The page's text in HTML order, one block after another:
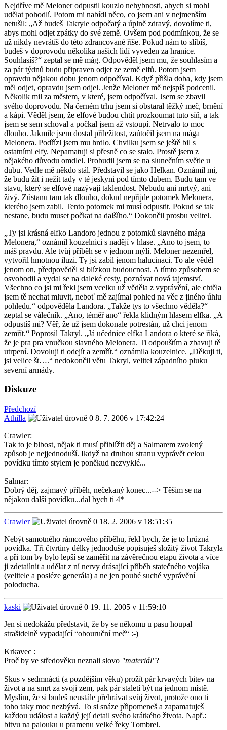
Nejdříve mě Meloner odpustil kouzlo nehybnosti, abych si mohl
udělat pohodlí. Potom mi nabídl něco, co jsem ani v nejmenším
netušil: „Až budeš Takryle odpočatý a úplně zdravý, dovolíme ti,
abys mohl odjet zpátky do své země. Ovšem pod podmínkou, že se
už nikdy nevrátíš do této zdrancované říše. Pokud nám to slíbíš,
budeš v doprovodu několika našich lidí vyveden za hranice.
Souhlasíš?“ zeptal se mě mág. Odpověděl jsem mu, že souhlasím a
za pár týdnů budu připraven odjet ze země elfů. Potom jsem
opravdu nějakou dobu jenom odpočíval. Když přišla doba, kdy jsem
měl odjet, opravdu jsem odjel. Jenže Meloner mě nejspíš podcenil.
Několik mil za městem, v které, jsem odpočíval. Jsem se zbavil
svého doprovodu. Na černém trhu jsem si obstaral těžký meč, brnění
a kápi. Věděl jsem, že elfové budou chtít prozkoumat tuto síň, a tak
jsem se sem schoval a počkal jsem až vstoupí. Netrvalo to moc
dlouho. Jakmile jsem dostal příležitost, zaútočil jsem na mága
Melonera. Podřízl jsem mu hrdlo. Chvilku jsem se ještě bil s
ostatními elfy. Nepamatuji si přesně co se stalo. Prostě jsem z
nějakého důvodu omdlel. Probudil jsem se na slunečním světle u
dubu. Vedle mě někdo stál. Představil se jako Helkan. Oznámil mi,
že budu žít i nežít tady v té jeskyni pod tímto dubem. Budu tam ve
stavu, který se elfové nazývají taklendost. Nebudu ani mrtvý, ani
živý. Zůstanu tam tak dlouho, dokud nepřijde potomek Melonera,
kterého jsem zabil. Tento potomek mi musí odpustit. Pokud se tak
nestane, budu muset počkat na dalšího.“ Dokončil prosbu velitel.
„Ty jsi krásná elfko Landoro jednou z potomků slavného mága
Melonera,“ oznámil kouzelnici s nadějí v hlase. „Ano to jsem, to
máš pravdu. Ale tvůj příběh se v jednom mýlí. Meloner nezemřel,
vytvořil hmotnou iluzi. Ty jsi zabil jenom halucinaci. To ale věděl
jenom on, předpověděl si blízkou budoucnost. A tímto způsobem se
osvobodil a vydal se na daleké cesty, poznávat nová tajemství.
Všechno co jsi mi řekl jsem vcelku už věděla z vyprávění, ale chtěla
jsem tě nechat mluvit, neboť mě zajímal pohled na věc z jiného úhlu
pohledu.“ odpověděla Landora. „Takže tys to všechno věděla?“
zeptal se válečník. „Ano, téměř ano“ řekla klidným hlasem elfka. „A
odpustíš mi? Věř, že už jsem dokonale potrestán, už chci jenom
zemřít.“ Poprosil Takryl. „Já učednice elfka Landora o které se říká,
že je pra pra vnučkou slavného Melonera. Ti odpouštím a zbavuji tě
utrpení. Dovoluji ti odejít a zemřít.“ oznámila kouzelnice. „Děkuji ti,
jsi velice št….“ nedokončil větu Takryl, velitel západního pluku
severní armády.
Diskuze
Předchozí
Athilla
8. 7. 2006 v 17:42:24
Crawler:
Tak to je blbost, nějak ti musí přiblížit děj a Salmarem zvolený
způsob je nejjednoduší. Ikdyž na druhou stranu vyprávět celou
povídku tímto stylem je poněkud nezvyklé...
Salmar:
Dobrý děj, zajmavý příběh, nečekaný konec...--> Těšim se na
nějakou další povídku...dal bych ti 4*
Crawler
18. 2. 2006 v 18:51:35
Nebýt samotného rámcového příběhu, řekl bych, že je to hrůzná
povídka. Tři čtvrtiny délky jednoduše popisuješ složitý život Takryla
a při tom by bylo lepší se zaměřit na závěrečnou etapu života a více
ji zdetailnit a udělat z ní nervy drásající příběh statečného vojáka
(velitele a posléze generála) a ne jen pouhé suché vyprávění
poloducha.
kaski
19. 11. 2005 v 11:59:10
Jen si nedokážu představit, že by se někomu u pasu houpal
strašidelně vypadající “obouruční meč“ :-)
Krkavec :
Proč by ve středověku neznali slovo "materiál"?
Skus v sedmnácti (a pozdějším věku) prožít pár krvavých bitev na
život a na smrt za svoji zem, pak pár staletí být na jednom místě.
Myslím, že si budeš neustále přehrávat svůj život, protože ono ti
toho taky moc nezbývá. To si snáze připomeneš a zapamatuješ
každou událost a každý její detail svého krátkého života. Např.:
bitvu na palouku u pramenu velké řeky Tombrel.